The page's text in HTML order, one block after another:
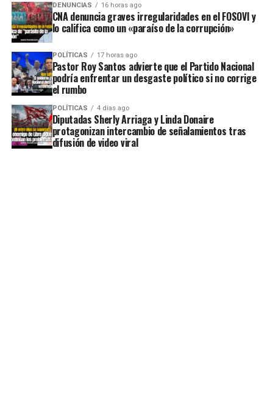
DENUNCIAS 16 horas ago
CNA denuncia graves irregularidades en el FOSOVI y
lo califica como un «paraíso de la corrupción»
POLÍTICAS 17 horas ago
Pastor Roy Santos advierte que el Partido Nacional
podría enfrentar un desgaste político si no corrige
el rumbo
POLÍTICAS 4 días ago
Diputadas Sherly Arriaga y Linda Donaire
protagonizan intercambio de señalamientos tras
difusión de video viral